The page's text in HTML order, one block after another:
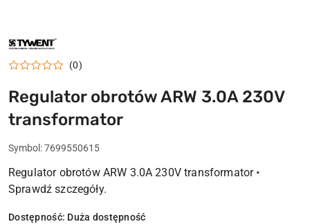
NAZWA
PRODUCENTA:
TYWENT
(0)
Regulator obrotów ARW 3.0A 230V
transformator
Symbol:7699550615
Regulator obrotów ARW 3.0A 230V transformator •
Sprawdź szczegóły.
Dostępność: Duża dostępność